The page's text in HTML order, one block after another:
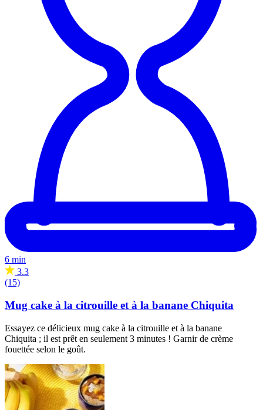
6 min
3.3
(15)
Mug cake à la citrouille et à la banane Chiquita
Essayez ce délicieux mug cake à la citrouille et à la banane
Chiquita ; il est prêt en seulement 3 minutes ! Garnir de crème
fouettée selon le goût.